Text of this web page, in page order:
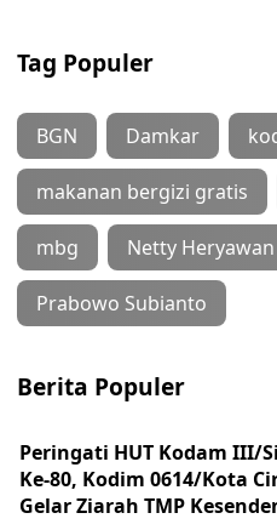
Tag Populer
BGN Damkar
makanan bergizi gratis
mbg Netty Heryawan
Prabowo Subianto
Berita Populer
Peringati HUT Kodam III/
Ke-80, Kodim 0614/Kota
Gelar Ziarah TMP